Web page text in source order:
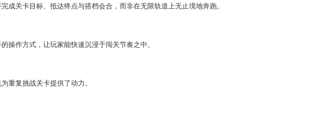
关卡目标、抵达终点与搭档会合，而非在无限轨道上无止境地奔跑。
作方式，让玩家能快速沉浸于闯关节奏之中。
重复挑战关卡提供了动力。